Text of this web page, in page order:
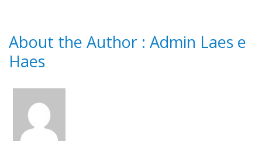
About the Author : Admin Laes e
Haes